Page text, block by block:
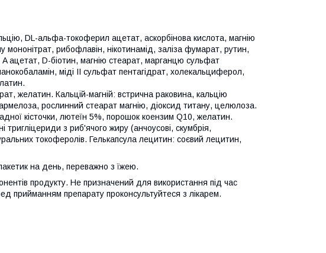
DL-альфа-токоферил ацетат, аскорбінова кислота, магнію
мононітрат, рибофлавін, нікотинамід, заліза фумарат, рутин,
A ацетат, D-біотин, магнію стеарат, марганцю сульфат
міді II сульфат пентагідрат, холекальциферол,
желатин. Кальцій-магній: встрична раковина, кальцію
рослинний стеарат магнію, діоксид титану, целюлоза.
кісточки, лютеїн 5%, порошок коензим Q10, желатин.
з риб'ячого жиру (анчоусові, скумбрія,
токоферолів. Гелькапсула лецитин: соєвий лецитин,
на день, переважно з їжею.
продукту. Не призначений для використання під час
прийманням препарату проконсультуйтеся з лікарем.